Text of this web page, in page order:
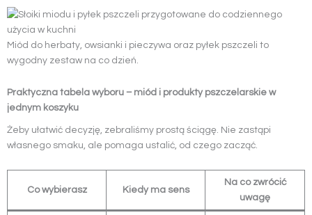
Miód do herbaty, owsianki i pieczywa oraz pyłek pszczeli to
wygodny zestaw na co dzień.
Praktyczna tabela wyboru – miód i produkty pszczelarskie w
jednym koszyku
Żeby ułatwić decyzję, zebraliśmy prostą ściągę. Nie zastąpi
własnego smaku, ale pomaga ustalić, od czego zacząć.
Co wybierasz Kiedy ma sens
Na co zwrócić
uwagę